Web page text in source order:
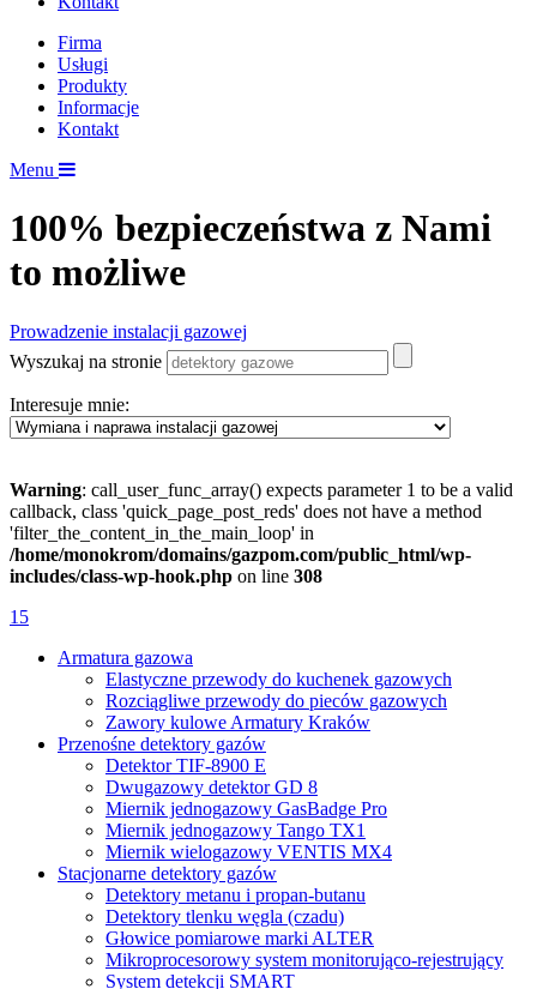
Firma
Usługi
Produkty
Informacje
Kontakt
Menu
100% bezpieczeństwa z Nami
to możliwe
Prowadzenie instalacji gazowej
Wyszukaj na stronie
Interesuje mnie:
Warning: call_user_func_array() expects parameter 1 to be a valid
callback, class 'quick_page_post_reds' does not have a method
'filter_the_content_in_the_main_loop' in
/home/monokrom/domains/gazpom.com/public_html/wp-
includes/class-wp-hook.php on line 308
15
Armatura gazowa
Elastyczne przewody do kuchenek gazowych
Rozciągliwe przewody do pieców gazowych
Zawory kulowe Armatury Kraków
Przenośne detektory gazów
Detektor TIF-8900 E
Dwugazowy detektor GD 8
Miernik jednogazowy GasBadge Pro
Miernik jednogazowy Tango TX1
Miernik wielogazowy VENTIS MX4
Stacjonarne detektory gazów
Detektory metanu i propan-butanu
Detektory tlenku węgla (czadu)
Głowice pomiarowe marki ALTER
Mikroprocesorowy system monitorująco-rejestrujący
System detekcji SMART